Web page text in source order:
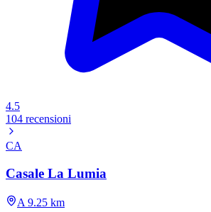
4.5
104 recensioni
CA
Casale La Lumia
A 9.25 km